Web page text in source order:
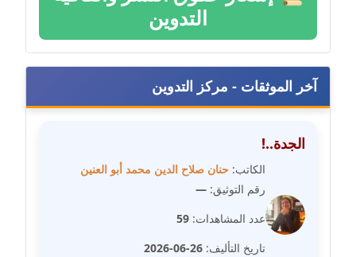
عاملة
مدونة رحاب منيعم
عاملة
مدونة رشا السعدي
مدونة رشا شمس الدين
عاملة
مدونة رشا كمال
التدوين
آخر الموثقات - مركز التدوين
الجدة..!
الكاتب: حنان صلاح الدين محمد أبو العنين
رقم التوثيق: —
عدد المشاهدات: 59
تاريخ التأليف: 26-06-2026